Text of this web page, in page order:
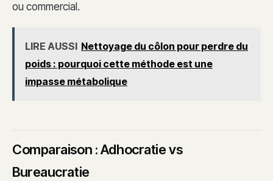
ou commercial.
LIRE AUSSI Nettoyage du côlon pour perdre du
poids : pourquoi cette méthode est une
impasse métabolique
Comparaison : Adhocratie vs
Bureaucratie